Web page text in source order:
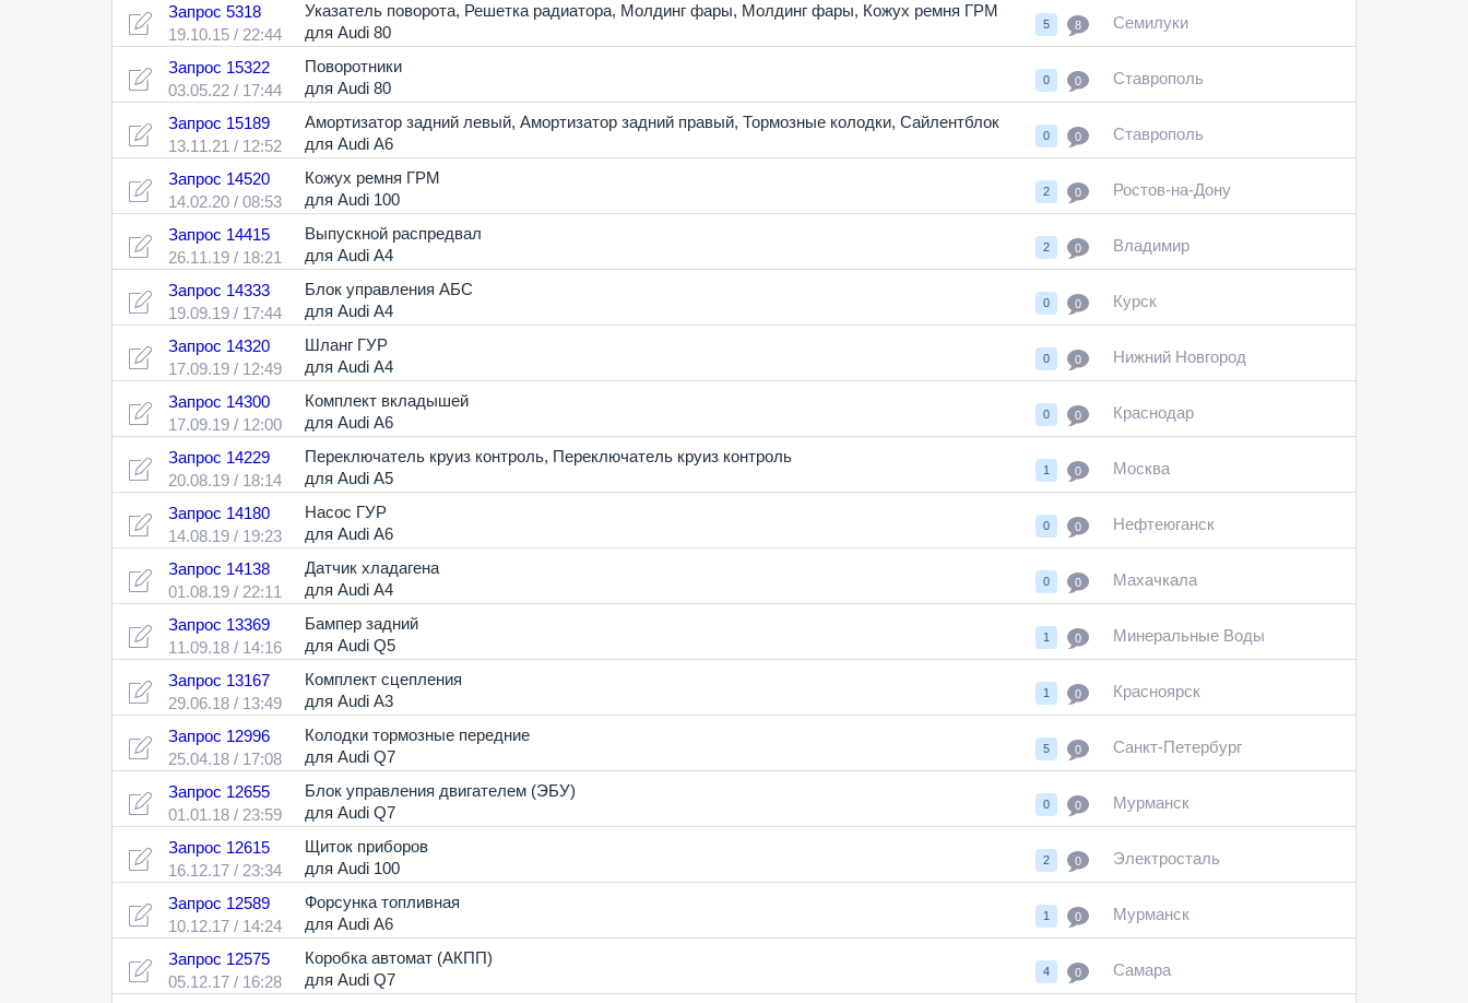
Запрос 5318
19.10.15 / 22:44
Указатель поворота, Решетка радиатора, Молдинг фары, Молдинг фары, Кожух ремня ГРМ
для Audi 80
5 8 Семилуки
Запрос 15322
03.05.22 / 17:44
Поворотники
для Audi 80
0 0 Ставрополь
Запрос 15189
13.11.21 / 12:52
Амортизатор задний левый, Амортизатор задний правый, Тормозные колодки, Сайлентблок
для Audi A6
0 0 Ставрополь
Запрос 14520
14.02.20 / 08:53
Кожух ремня ГРМ
для Audi 100
2 0 Ростов-на-Дону
Запрос 14415
26.11.19 / 18:21
Выпускной распредвал
для Audi A4
2 0 Владимир
Запрос 14333
19.09.19 / 17:44
Блок управления АБС
для Audi A4
0 0 Курск
Запрос 14320
17.09.19 / 12:49
Шланг ГУР
для Audi A4
0 0 Нижний Новгород
Запрос 14300
17.09.19 / 12:00
Комплект вкладышей
для Audi A6
0 0 Краснодар
Запрос 14229
20.08.19 / 18:14
Переключатель круиз контроль, Переключатель круиз контроль
для Audi A5
1 0 Москва
Запрос 14180
14.08.19 / 19:23
Насос ГУР
для Audi A6
0 0 Нефтеюганск
Запрос 14138
01.08.19 / 22:11
Датчик хладагена
для Audi A4
0 0 Махачкала
Запрос 13369
11.09.18 / 14:16
Бампер задний
для Audi Q5
1 0 Минеральные Воды
Запрос 13167
29.06.18 / 13:49
Комплект сцепления
для Audi A3
1 0 Красноярск
Запрос 12996
25.04.18 / 17:08
Колодки тормозные передние
для Audi Q7
5 0 Санкт-Петербург
Запрос 12655
01.01.18 / 23:59
Блок управления двигателем (ЭБУ)
для Audi Q7
0 0 Мурманск
Запрос 12615
16.12.17 / 23:34
Щиток приборов
для Audi 100
2 0 Электросталь
Запрос 12589
10.12.17 / 14:24
Форсунка топливная
для Audi A6
1 0 Мурманск
Запрос 12575
05.12.17 / 16:28
Коробка автомат (АКПП)
для Audi Q7
4 0 Самара